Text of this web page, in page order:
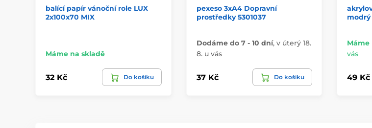
balící papír vánoční role LUX
2x100x70 MIX
Máme na skladě
32 Kč Do košíku
pexeso 3xA4 Dopravní
prostředky 5301037
Dodáme do 7 - 10 dní, v úterý 18.
8. u vás
37 Kč Do košíku
modrý
Máme
vás
49 Kč